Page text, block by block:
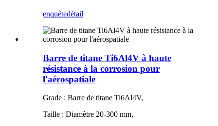
enquêtedétail
Barre de titane Ti6Al4V à haute
résistance à la corrosion pour
l'aérospatiale
Grade : Barre de titane Ti6Al4V,
Taille : Diamètre 20-300 mm,